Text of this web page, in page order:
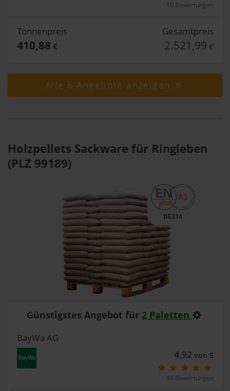
10 Bewertungen
Tonnenpreis
410,88 €
Gesamtpreis
2.521,99 €
Alle 6 Angebote anzeigen
Holzpellets Sackware für Ringleben
(PLZ 99189)
DE314
Günstigstes Angebot für 2 Paletten
BayWa AG
4,92von 5
49 Bewertungen